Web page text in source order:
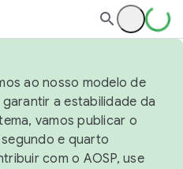
ao nosso modelo de
a estabilidade da
vamos publicar o
e quarto
com o AOSP, use